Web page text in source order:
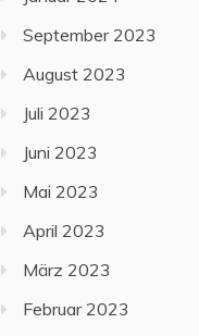
September 2023
August 2023
Juli 2023
Juni 2023
Mai 2023
April 2023
März 2023
Februar 2023